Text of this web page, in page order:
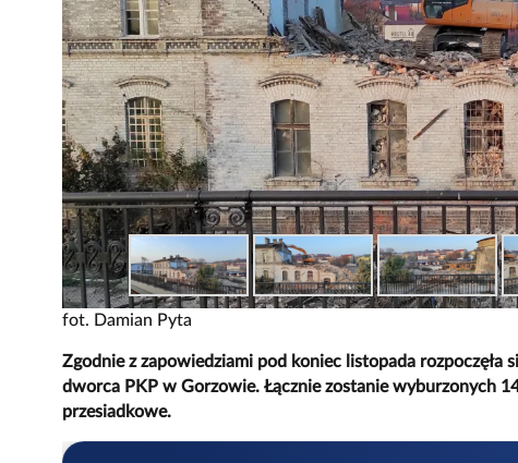
fot. Damian Pyta
Zgodnie z zapowiedziami pod koniec listopada rozpoczęła
dworca PKP w Gorzowie. Łącznie zostanie wyburzonych
przesiadkowe.